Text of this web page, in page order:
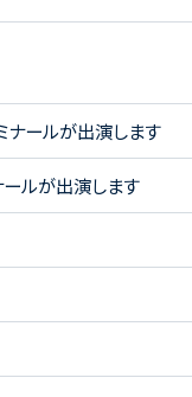
ナールが出演します
ールが出演します